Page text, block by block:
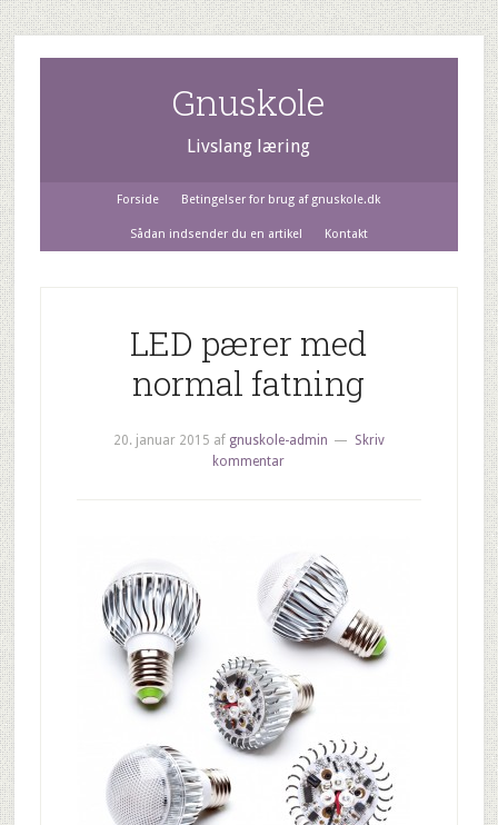
Gnuskole
Livslang læring
Forside Betingelser for brug af gnuskole.dk
Sådan indsender du en artikel Kontakt
LED pærer med
normal fatning
20. januar 2015 af gnuskole-admin
Skriv
kommentar